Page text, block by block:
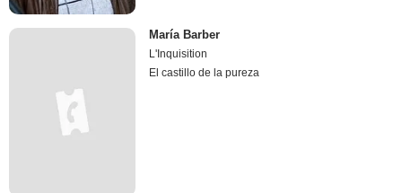
María Barber
L'Inquisition
El castillo de la pureza